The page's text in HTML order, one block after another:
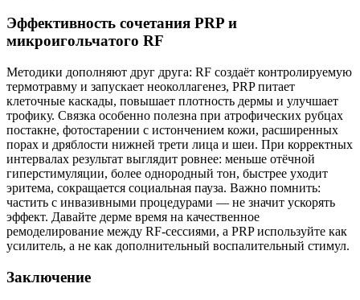
Эффективность сочетания PRP и
микроигольчатого RF
Методики дополняют друг друга: RF создаёт контролируемую
термотравму и запускает неоколлагенез, PRP питает
клеточные каскады, повышает плотность дермы и улучшает
трофику. Связка особенно полезна при атрофических рубцах
постакне, фотостарении с истончением кожи, расширенных
порах и дряблости нижней трети лица и шеи. При корректных
интервалах результат выглядит ровнее: меньше отёчной
гиперстимуляции, более однородный тон, быстрее уходит
эритема, сокращается социальная пауза. Важно помнить:
частить с инвазивными процедурами — не значит ускорять
эффект. Давайте дерме время на качественное
ремоделирование между RF-сессиями, а PRP используйте как
усилитель, а не как дополнительный воспалительный стимул.
Заключение